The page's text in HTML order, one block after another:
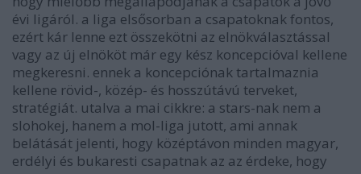
évi ligáról. a liga elsősorban a csapatoknak fontos,
ezért kár lenne ezt összekötni az elnökválasztással
vagy az új elnököt már egy kész koncepcióval kellene
megkeresni. ennek a koncepciónak tartalmaznia
kellene rövid-, közép- és hosszútávú terveket,
stratégiát. utalva a mai cikkre: a stars-nak nem a
slohokej, hanem a mol-liga jutott, ami annak
belátását jelenti, hogy középtávon minden magyar,
erdélyi és bukaresti csapatnak az az érdeke, hogy